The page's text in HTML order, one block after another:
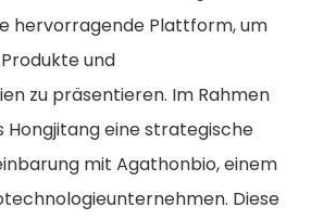
hervorragende Plattform, um
und
zu präsentieren. Im Rahmen
Hongjitang eine strategische
mit Agathonbio, einem
Diese